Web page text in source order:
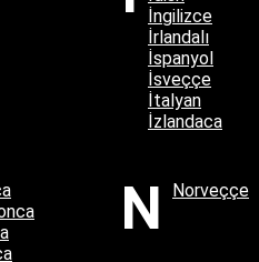
İngilizce
İrlandalı
İspanyol
İsveççe
İtalyan
İzlandaca
N Norveççe